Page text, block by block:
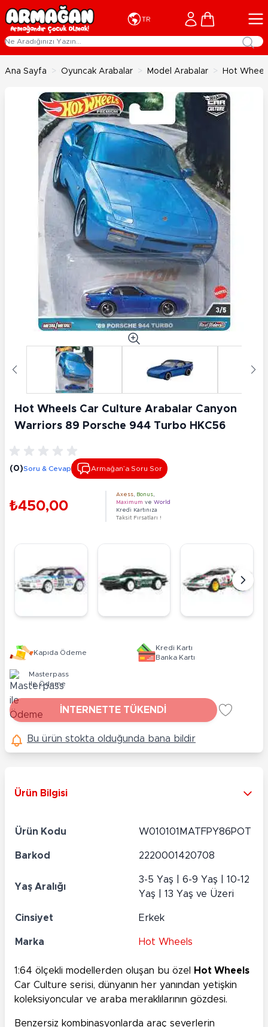
İçeriğe geç
TR Cart
Ana Sayfa > Oyuncak Arabalar > Model Arabalar > Hot
Hot Wheels Car Culture Arabalar Canyon
Warriors 89 Porsche 944 Turbo HKC56
(0)Soru & Cevap Armağan’a Soru Sor
₺450,00
Axess Bonus
Maximum ve World
Kredi Kartınıza
Taksit Fırsatları !
Kapıda Ödeme
Kredi Kartı
Banka Kartı
Masterpass
ile Ödeme
İNTERNETTE TÜKENDİ
Bu ürün stokta olduğunda bana bildir
Ürün Bilgisi
Ürün Kodu W010101MATFPY86POT
Barkod 2220001420708
Yaş Aralığı
3-5 Yaş | 6-9 Yaş | 10-12
Yaş | 13 Yaş ve Üzeri
Cinsiyet Erkek
Marka Hot Wheels
1:64 ölçekli modellerden oluşan bu özel
Hot Wheels
Car Culture serisi, dünyanın her yanından yetişkin
koleksiyoncular ve araba meraklılarının gözdesi.
Benzersiz kombinasyonlarda araç severlerin